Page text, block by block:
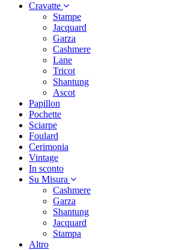
Cravatte
Stampe
Jacquard
Garza
Cashmere
Lane
Tricot
Shantung
Ascot
Papillon
Pochette
Sciarpe
Foulard
Cerimonia
Vintage
In sconto
Su Misura
Cashmere
Garza
Shantung
Jacquard
Stampa
Altro